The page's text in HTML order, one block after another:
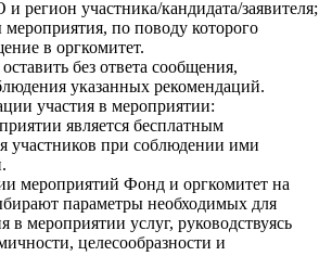
регион участника/кандидата/заявителя;
мероприятия, по поводу которого
в оргкомитет.
без ответа сообщения,
указанных рекомендаций.
участия в мероприятии:
является бесплатным
участников при соблюдении ими
мероприятий Фонд и оргкомитет на
параметры необходимых для
в мероприятии услуг, руководствуясь
целесообразности и